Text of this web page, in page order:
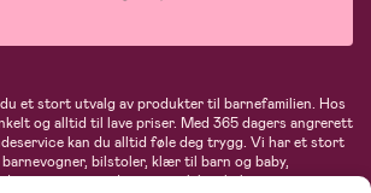
et stort utvalg av produkter til barnefamilien. Hos
og alltid til lave priser. Med 365 dagers angrerett
kan du alltid føle deg trygg. Vi har et stort
bilstoler, klær til barn og baby,
av inspirerende interiør, leker, babyustyr og mye